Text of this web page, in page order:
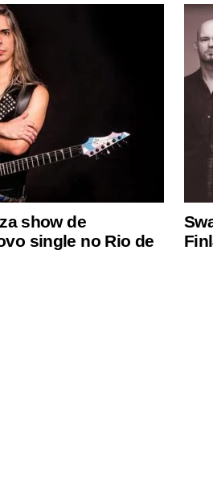
show de
single no Rio de